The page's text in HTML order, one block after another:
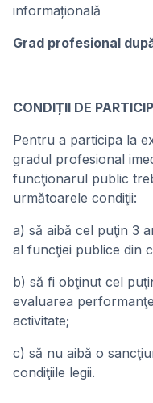
informațională
Grad profesional
CONDIȚII DE
Pentru a participa la
gradul profesional
funcţionarul public
următoarele condiţii:
a) să aibă cel puţin 3
al funcţiei publice din
b) să fi obţinut cel
evaluarea
activitate;
c) să nu aibă o
condiţiile legii.